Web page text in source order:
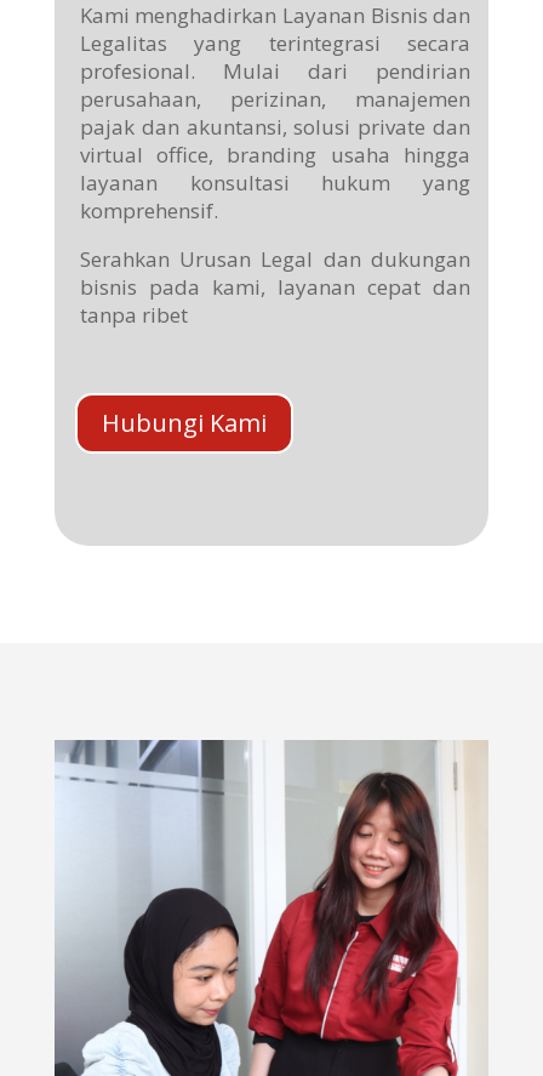
Kami menghadirkan Layanan Bisnis dan
Legalitas yang terintegrasi secara
profesional. Mulai dari pendirian
perusahaan, perizinan, manajemen
pajak dan akuntansi, solusi private dan
virtual office, branding usaha hingga
layanan konsultasi hukum yang
komprehensif.
Serahkan Urusan Legal dan dukungan
bisnis pada kami, layanan cepat dan
tanpa ribet
Hubungi Kami